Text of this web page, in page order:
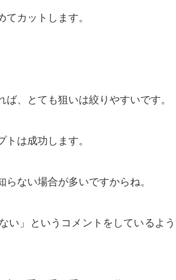
カットします。
、とても狙いは絞りやすいです。
は成功します。
ない場合が多いですからね。
い」というコメントをしているよう